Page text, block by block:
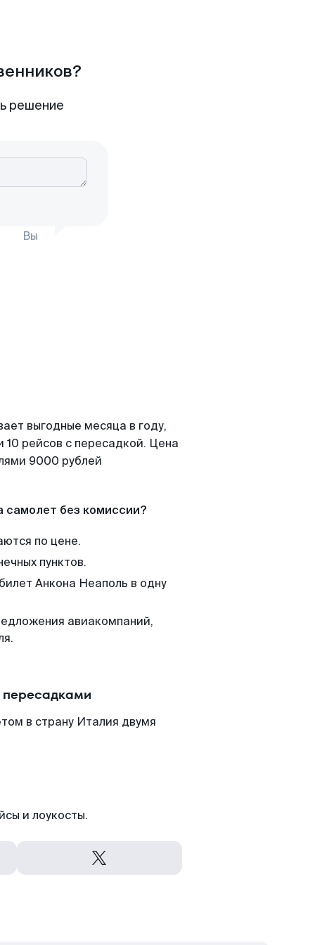
решение
Вы
выгодные месяца в году,
рейсов с пересадкой. Цена
9000 рублей
самолет без комиссии?
по цене.
пунктов.
Анкона Неаполь в одну
авиакомпаний,
в страну Италия двумя
и лоукосты.